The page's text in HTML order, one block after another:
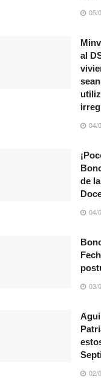
05/
al
04/
de
04/
03/
02/